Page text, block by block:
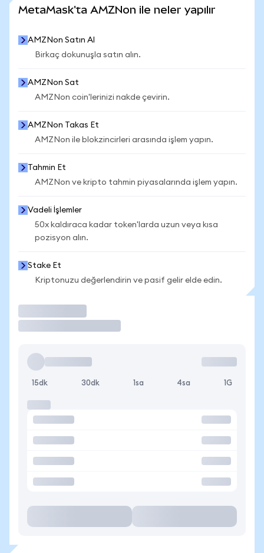
MetaMask'ta AMZNon ile neler yapılır
AMZNon Satın Al
Birkaç dokunuşla satın alın.
AMZNon Sat
AMZNon coin'lerinizi nakde çevirin.
AMZNon Takas Et
AMZNon ile blokzincirleri arasında işlem yapın.
Tahmin Et
AMZNon ve kripto tahmin piyasalarında işlem yapın.
Vadeli İşlemler
50x kaldıraca kadar token'larda uzun veya kısa
pozisyon alın.
Stake Et
Kriptonuzu değerlendirin ve pasif gelir elde edin.
15dk 30dk 1sa 4sa 1G